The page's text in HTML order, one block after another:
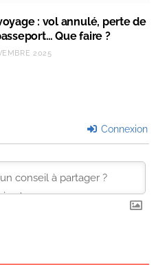
: vol annulé, perte de
Que faire ?
2025
Connexion